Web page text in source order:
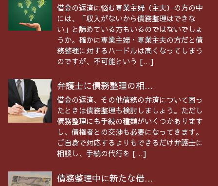
借金の返済に悩む専業主婦（主夫）の方の中
には、「収入がないから債務整理はできな
い」と諦めている方もいるのではないでしょ
うか。確かに専業主婦・専業主夫の方だと債
務整理に対するハードルは高くなってしまう
のですが、不可能という […]
弁護士に債務整理の相...
借金の返済、その他債務の弁済について困っ
たときは債務整理も検討しましょう。ただし
債務整理にも手続の種類がいくつかあります
し、債権者との交渉も必要になってきます。
ご自身で対応するよりもできるだけ弁護士に
相談し、手続の代行を […]
債務整理中に新たな借...